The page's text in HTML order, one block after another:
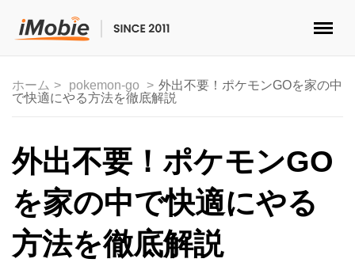
ロック解除&データ復元
マルチメディア
便利ツール
ソリューション
ホーム pokemon-go
外出不要！ポケモンGOを家の中
で快適にやる方法を徹底解説
外出不要！ポケモンGO
を家の中で快適にやる
方法を徹底解説